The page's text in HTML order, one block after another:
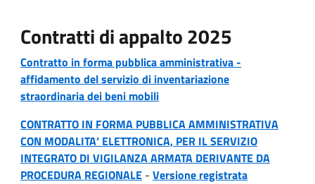
Contratti di appalto 2025
Contratto in forma pubblica amministrativa -
affidamento del servizio di inventariazione
straordinaria dei beni mobili
CONTRATTO IN FORMA PUBBLICA AMMINISTRATIVA
CON MODALITA’ ELETTRONICA, PER IL SERVIZIO
INTEGRATO DI VIGILANZA ARMATA DERIVANTE DA
PROCEDURA REGIONALE - Versione registrata